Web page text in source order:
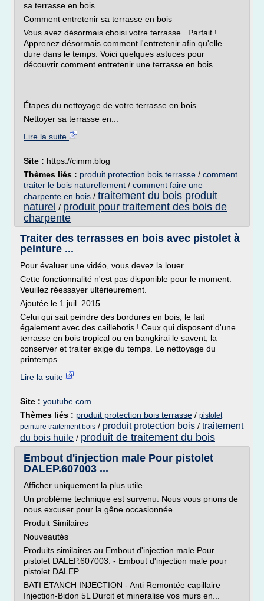
sa terrasse en bois
Comment entretenir sa terrasse en bois
Vous avez désormais choisi votre terrasse . Parfait !
Apprenez désormais comment l'entretenir afin qu'elle
dure dans le temps. Voici quelques astuces pour
découvrir comment entretenir une terrasse en bois.
Étapes du nettoyage de votre terrasse en bois
Nettoyer sa terrasse en...
Lire la suite
Site : https://cimm.blog
Thèmes liés : produit protection bois terrasse / comment
traiter le bois naturellement / comment faire une
charpente en bois / traitement du bois produit
naturel / produit pour traitement des bois de
charpente
Traiter des terrasses en bois avec pistolet à
peinture ...
Pour évaluer une vidéo, vous devez la louer.
Cette fonctionnalité n'est pas disponible pour le moment.
Veuillez réessayer ultérieurement.
Ajoutée le 1 juil. 2015
Celui qui sait peindre des bordures en bois, le fait
également avec des caillebotis ! Ceux qui disposent d'une
terrasse en bois tropical ou en bangkirai le savent, la
conserver et traiter exige du temps. Le nettoyage du
printemps...
Lire la suite
Site : youtube.com
Thèmes liés : produit protection bois terrasse / pistolet
peinture traitement bois / produit protection bois / traitement
du bois huile / produit de traitement du bois
Embout d'injection male Pour pistolet
DALEP.607003 ...
Afficher uniquement la plus utile
Un problème technique est survenu. Nous vous prions de
nous excuser pour la gêne occasionnée.
Produit Similaires
Nouveautés
Produits similaires au Embout d'injection male Pour
pistolet DALEP.607003. - Embout d'injection male pour
pistolet DALEP.
BATI ETANCH INJECTION - Anti Remontée capillaire
Injection-Bidon 5L Durcit et mineralise vos murs en...